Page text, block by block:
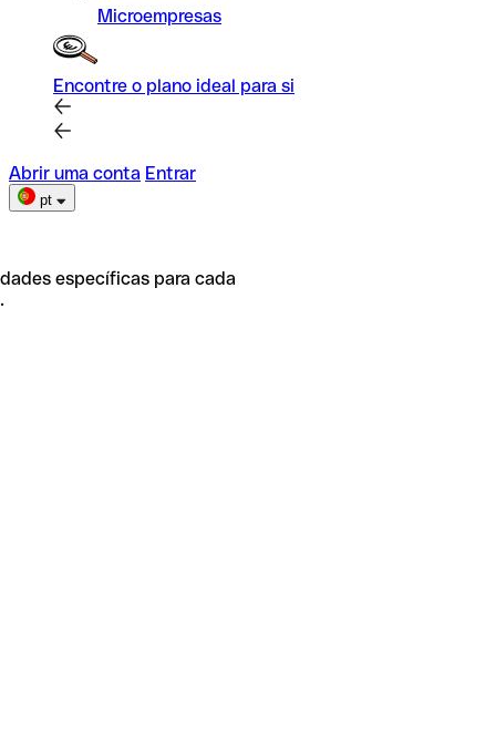
Microempresas
Encontre o plano ideal para si
Abrir uma conta Entrar
pt
específicas para cada